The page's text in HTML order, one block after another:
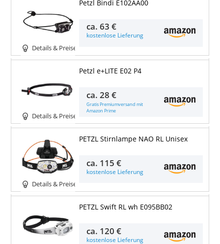
Details & Preise
Petzl Bindi E102AA00
ca.63 €
kostenlose Lieferung
Details & Preise
Petzl e+LITE E02 P4
ca.28 €
Gratis Premiumversand mit
Amazon Prime
Details & Preise
PETZL Stirnlampe NAO RL Unisex
ca. 115 €
kostenlose Lieferung
PETZL Swift RL wh E095BB02
ca. 120 €
kostenlose Lieferung